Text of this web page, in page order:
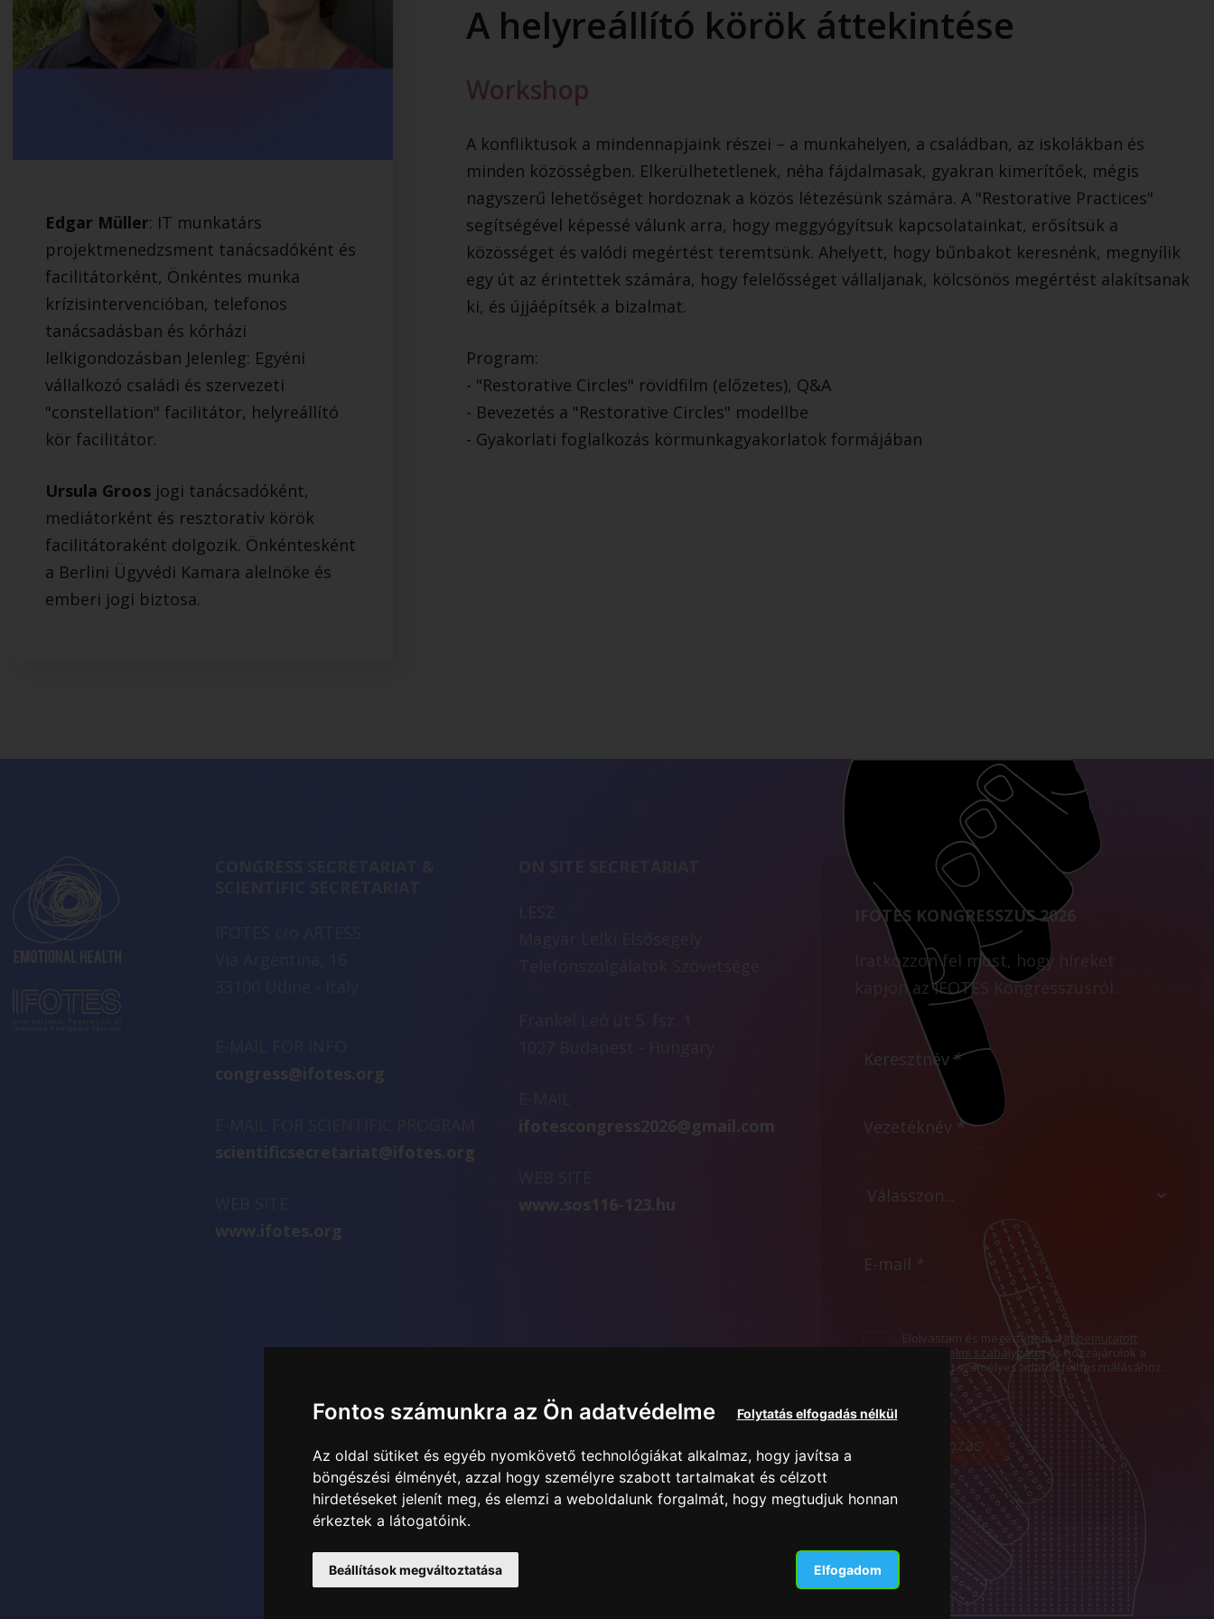
Fontos számunkra az Ön adatvédelme
Az oldal sütiket és egyéb nyomkövető technológiákat alkalmaz, hogy javítsa a
böngészési élményét, azzal hogy személyre szabott tartalmakat és célzott
hirdetéseket jelenít meg, és elemzi a weboldalunk forgalmát, hogy megtudjuk honnan
érkeztek a látogatóink.
Elfogadom
Folytatás elfogadás nélkül
Beállítások megváltoztatása
Edgar Müller: IT munkatárs
projektmenedzsment tanácsadóként és
facilitátorként, Önkéntes munka
krízisintervencióban, telefonos
tanácsadásban és kórházi
lelkigondozásban Jelenleg: Egyéni
vállalkozó családi és szervezeti
"constellation" facilitátor, helyreállító
kör facilitátor.
Ursula Groosjogi tanácsadóként,
mediátorként és resztoratív körök
facilitátoraként dolgozik. Önkéntesként
a Berlini Ügyvédi Kamara alelnöke és
emberi jogi biztosa.
A helyreállító körök áttekintése
Workshop
A konfliktusok a mindennapjaink részei – a munkahelyen, a családban, az iskolákban és
minden közösségben. Elkerülhetetlenek, néha fájdalmasak, gyakran kimerítőek, mégis
nagyszerű lehetőséget hordoznak a közös létezésünk számára. A "Restorative Practices"
segítségével képessé válunk arra, hogy meggyógyítsuk kapcsolatainkat, erősítsük a
közösséget és valódi megértést teremtsünk. Ahelyett, hogy bűnbakot keresnénk, megnyílik
egy út az érintettek számára, hogy felelősséget vállaljanak, kölcsönös megértést alakítsanak
ki, és újjáépítsék a bizalmat.
Program:
- "Restorative Circles" rövidfilm (előzetes), Q&A
- Bevezetés a "Restorative Circles" modellbe
- Gyakorlati foglalkozás körmunkagyakorlatok formájában
congress@ifotes.org
scientificsecretariat@ifotes.org
www.ifotes.org
ifotescongress2026@gmail.com
www.sos116-123.hu
IFOTES KONGRESSZUS 2026
Iratkozzon fel most, hogy híreket
kapjon az IFOTES Kongresszusról.
Elolvastam és megértettem a Itt bemutatott
Adatvédelmi szabályzatotés hozzájárulok a
megadott személyes adatok felhasználásához.
Feliratkozás